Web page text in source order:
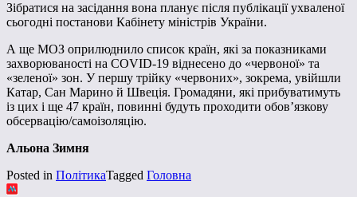
Зібратися на засідання вона планує після публікації ухваленої
сьогодні постанови Кабінету міністрів України.
А ще МОЗ оприлюднило список країн, які за показниками
захворюваності на COVID-19 віднесено до «червоної» та
«зеленої» зон. У першу трійку «червоних», зокрема, увійшли
Катар, Сан Марино й Швеція. Громадяни, які прибуватимуть
із цих і ще 47 країн, повинні будуть проходити обов’язкову
обсервацію/самоізоляцію.
Альона Зимня
Posted in ПолітикаTagged Головна